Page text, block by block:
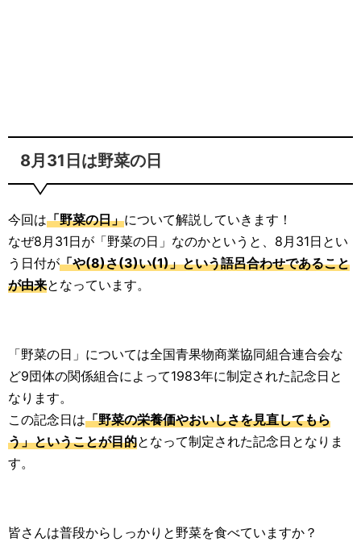
8月31日は野菜の日
今回は「野菜の日」について解説していきます！
なぜ8月31日が「野菜の日」なのかというと、8月31日とい
う日付が「や(8)さ(3)い(1)」という語呂合わせであること
が由来となっています。
「野菜の日」については全国青果物商業協同組合連合会な
ど9団体の関係組合によって1983年に制定された記念日と
なります。
この記念日は「野菜の栄養価やおいしさを見直してもら
う」ということが目的となって制定された記念日となりま
す。
皆さんは普段からしっかりと野菜を食べていますか？